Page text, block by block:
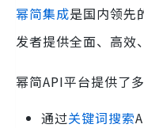
幂简集成是国内领先
发者提供全面、高效
幂简API平台提供了
通过关键词搜索